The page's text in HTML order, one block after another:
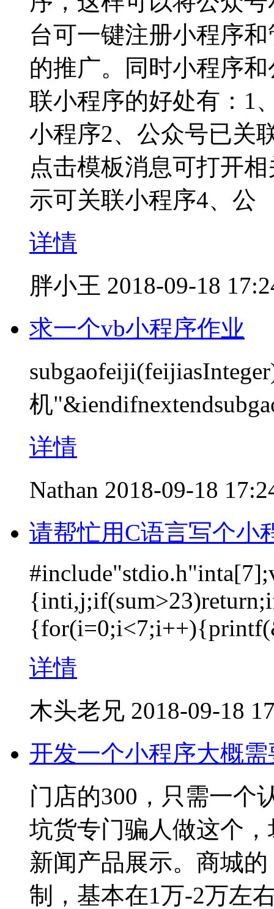
台可一键注册小程序
的推广。同时小程序
联小程序的好处有：1
小程序2、公众号已关
点击模板消息可打开
示可关联小程序4、公
详情
胖小王 2018-09-18
求一个vb小程序作业
机
详情
Nathan 2018-09-18
请帮忙用C语言写个小
详情
木头老兄 2018-09-18
开发一个小程序大概
门店的300，只需一个
坑货专门骗人做这个
新闻产品展示。商城
制，基本在1万-2万左